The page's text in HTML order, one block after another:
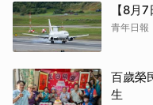
【8月
青年日報
百歲榮
生